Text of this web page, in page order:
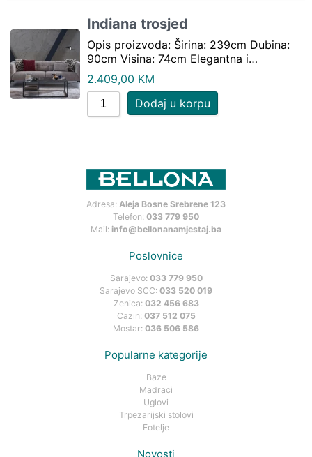
Indiana trosjed
Opis proizvoda: Širina: 239cm Dubina:
90cm Visina: 74cm Elegantna i…
2.409,00 KM
Dodaj u korpu
Adresa: Aleja Bosne Srebrene 123
Telefon: 033 779 950
Mail: info@bellonanamjestaj.ba
Poslovnice
Sarajevo: 033 779 950
Sarajevo SCC: 033 520 019
Zenica: 032 456 683
Cazin: 037 512 075
Mostar: 036 506 586
Popularne kategorije
Baze
Madraci
Uglovi
Trpezarijski stolovi
Fotelje
Novosti